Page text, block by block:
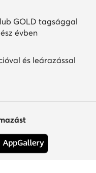
GOLD tagsággal
évben
és leárazással